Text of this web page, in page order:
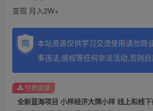
本站资源仅供学习交流使用请勿商
事违法,侵权等任何非法活动,否则后
付费资源